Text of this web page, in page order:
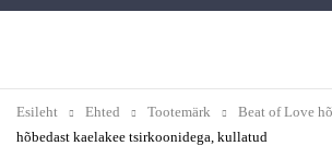
Esileht Ehted Tootemärk Beat of Love
hõbedast kaelakee tsirkoonidega, kullatud